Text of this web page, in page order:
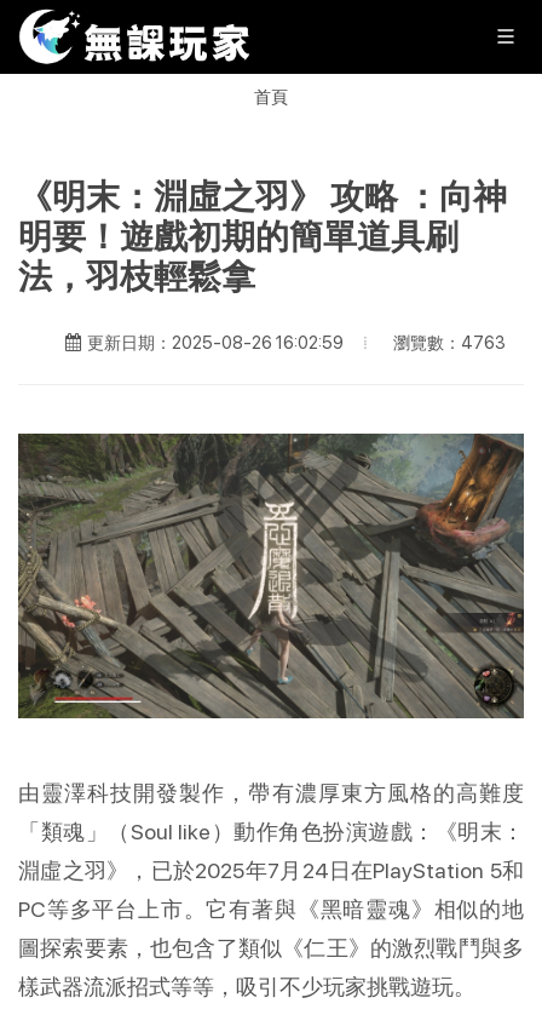
首頁
《明末：淵虛之羽》 攻略 ：向神
明要！遊戲初期的簡單道具刷
法，羽枝輕鬆拿
更新日期：2025-08-26 16:02:59 瀏覽數：4763
由靈澤科技開發製作，帶有濃厚東方風格的高難度
「類魂」（Soul like）動作角色扮演遊戲：《明末：
淵虛之羽》，已於2025年7月24日在PlayStation 5和
PC等多平台上市。它有著與《黑暗靈魂》相似的地
圖探索要素，也包含了類似《仁王》的激烈戰鬥與多
樣武器流派招式等等，吸引不少玩家挑戰遊玩。